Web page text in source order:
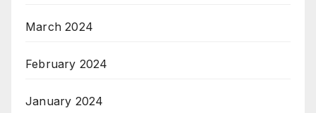
March 2024
February 2024
January 2024